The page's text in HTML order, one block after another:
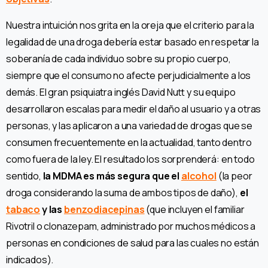
Nuestra intuición nos grita en la oreja que el criterio para la
legalidad de una droga debería estar basado en respetar la
soberanía de cada individuo sobre su propio cuerpo,
siempre que el consumo no afecte perjudicialmente a los
demás. El gran psiquiatra inglés David Nutt y su equipo
desarrollaron escalas para medir el daño al usuario y a otras
personas, y las aplicaron a una variedad de drogas que se
consumen frecuentemente en la actualidad, tanto dentro
como fuera de la ley. El resultado los sorprenderá: en todo
sentido, la MDMA es más segura que el alcohol (la peor
droga considerando la suma de ambos tipos de daño), el
tabacoy las benzodiacepinas(que incluyen el familiar
Rivotril o clonazepam, administrado por muchos médicos a
personas en condiciones de salud para las cuales no están
indicados).